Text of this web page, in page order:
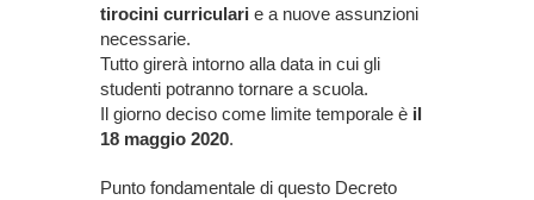
tirocini curriculari e a nuove assunzioni
necessarie.
Tutto girerà intorno alla data in cui gli
studenti potranno tornare a scuola.
Il giorno deciso come limite temporale è il
18 maggio 2020.
Punto fondamentale di questo Decreto